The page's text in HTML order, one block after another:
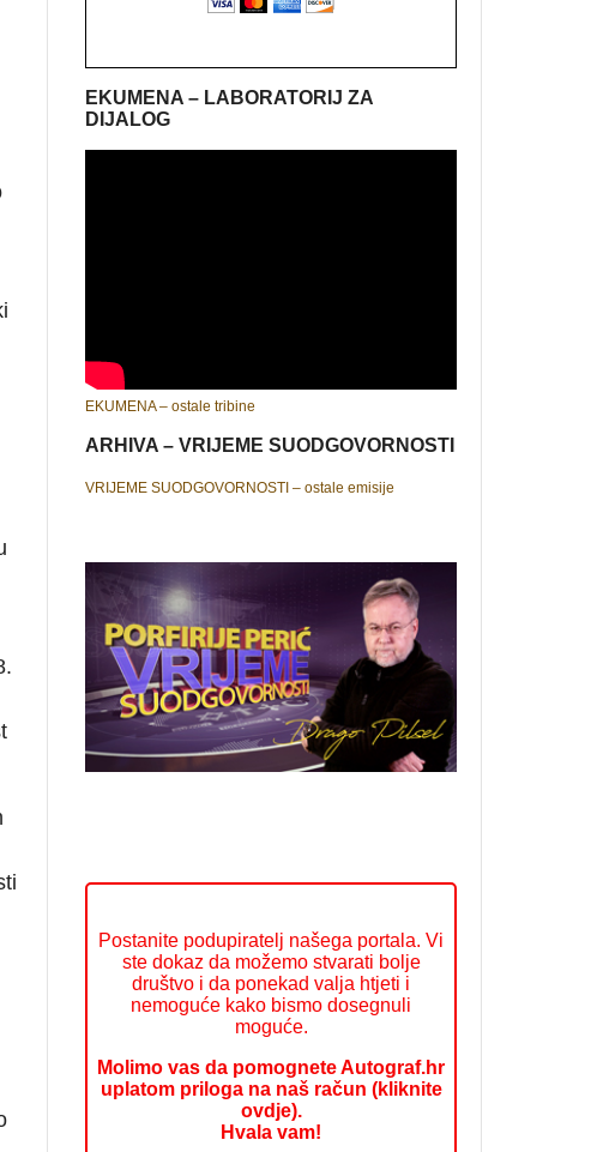
EKUMENA – LABORATORIJ ZA
DIJALOG
EKUMENA – ostale tribine
ARHIVA – VRIJEME SUODGOVORNOSTI
VRIJEME SUODGOVORNOSTI – ostale emisije
Postanite podupiratelj našega portala. Vi
ste dokaz da možemo stvarati bolje
društvo i da ponekad valja htjeti i
nemoguće kako bismo dosegnuli
moguće.
Molimo vas da pomognete Autograf.hr
uplatom priloga na naš račun (kliknite
ovdje).
Hvala vam!